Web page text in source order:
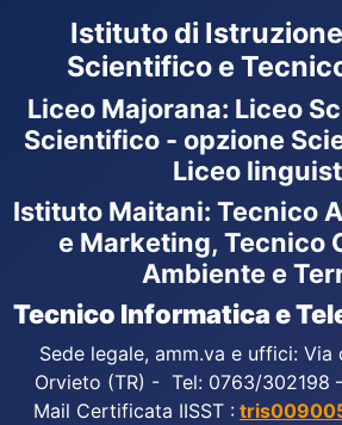
Istituto di
Scientifico e
Liceo Majorana: Liceo
Scientifico - opzione
Liceo
Istituto Maitani: Tecnico
e Marketing, Tecnico
Ambiente e
Tecnico Informatica e
Sede legale, amm.va e uffici: Via
Orvieto (TR) - Tel: 0763/302198
Mail Certificata IISST :